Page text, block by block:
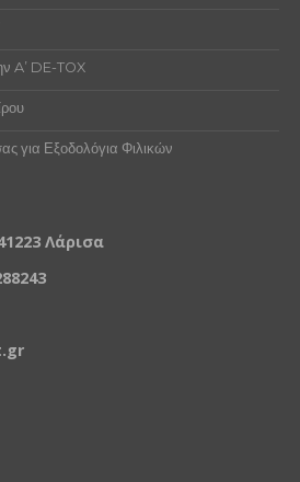
A’ DE-TOX
για Εξοδολόγια Φιλικών
Λάρισα